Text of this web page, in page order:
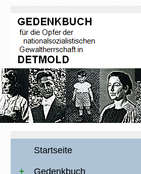
Startseite
Gedenkbuch